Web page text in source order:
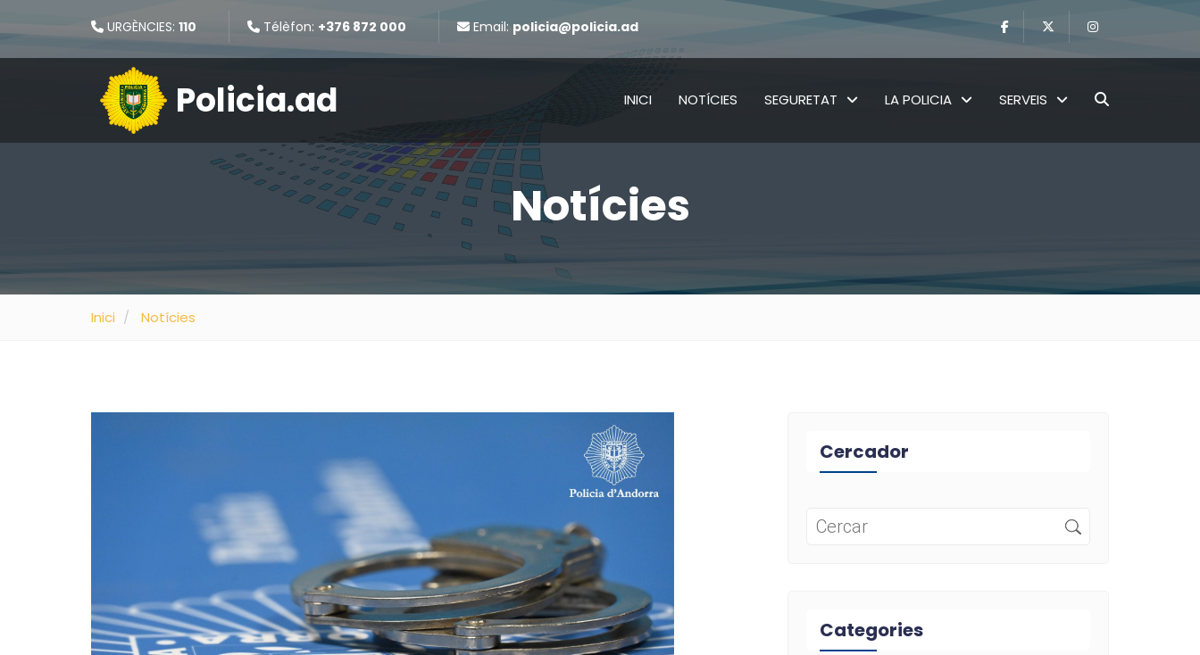
URGÈNCIES: 110 Télèfon: +376 872 000 Email: policia@policia.ad
Policia.ad INICI NOTÍCIES SEGURETAT LA POLICIA SERVEIS
Notícies
Inici Notícies
Cercador
Categories